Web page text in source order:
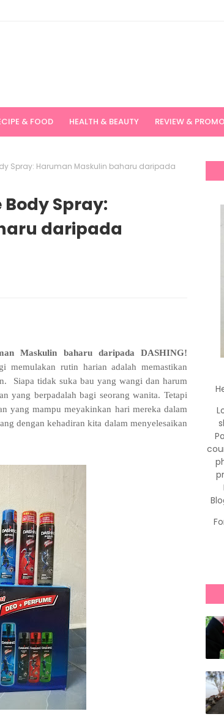
& FOOD HEALTH & BEAUTY REVIEW &
Spray: Haruman Maskulin baharu daripada
Spray:
daripada
Maskulin baharu daripada DASHING!
memulakan rutin harian adalah memastikan
Siapa tidak suka bau yang wangi dan harum
yang berpadalah bagi seorang wanita. Tetapi
yang mampu meyakinkan hari mereka dalam
dengan kehadiran kita dalam menyelesaikan